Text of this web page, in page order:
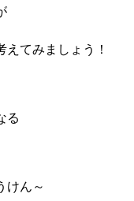
てみましょう！
る
けん～